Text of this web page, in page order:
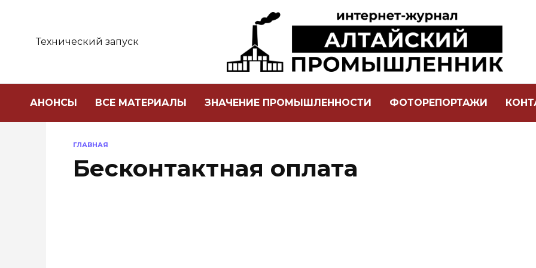
содержанию
Технический запуск
АНОНСЫ ВСЕ МАТЕРИАЛЫ ЗНАЧЕНИЕ ПРОМЫШЛЕННОСТИ ФОТОРЕПОРТАЖИ
ГЛАВНАЯ
Бесконтактная оплата